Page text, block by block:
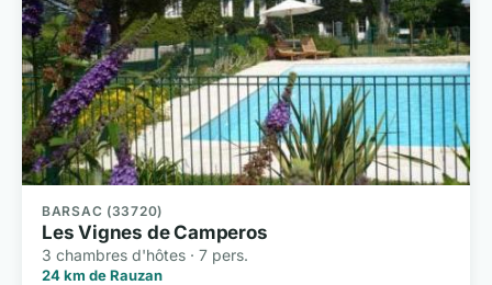
BARSAC (33720)
Les Vignes de Camperos
3 chambres d'hôtes · 7 pers.
24 km de Rauzan